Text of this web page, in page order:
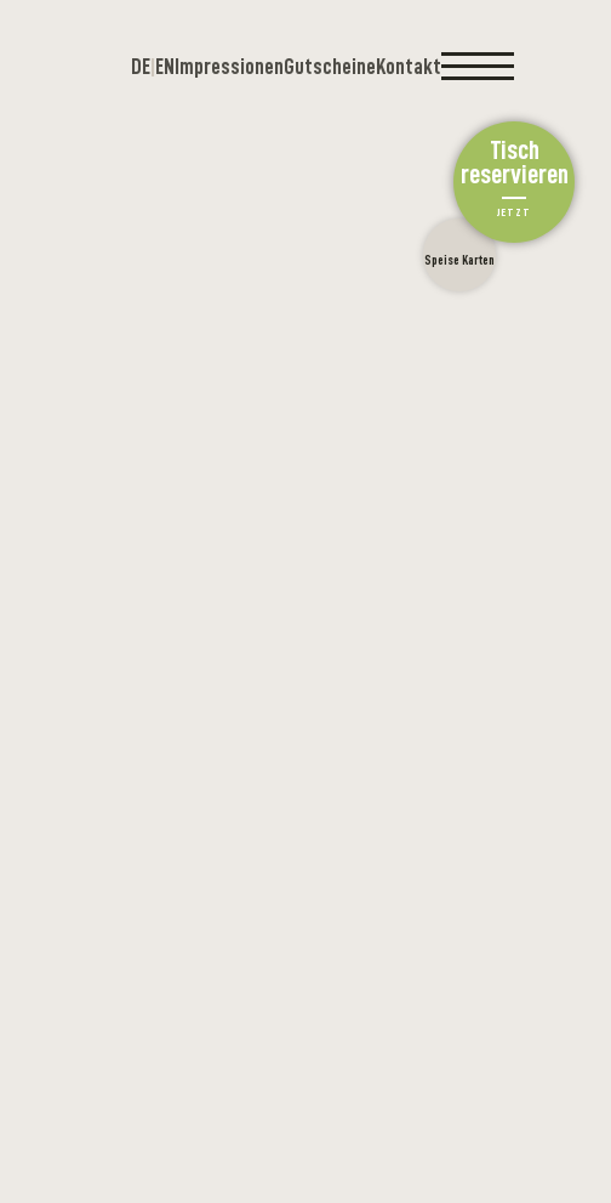
DE EN ImpressionenGutscheine Kontakt
Tisch
reservieren
JETZT
Speise Karten